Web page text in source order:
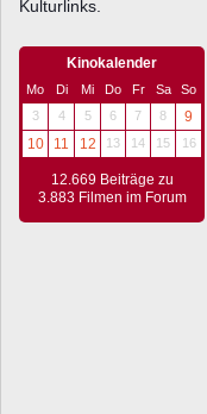
Kulturlinks.
Kinokalender
Mo Di Mi Do Fr Sa
So
3
4 5 6 7 8
9
10
11 12 13 14 15 16
12.669 Beiträge zu
3.883 Filmen im Forum